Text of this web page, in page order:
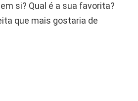
si? Qual é a sua favorita?
que mais gostaria de